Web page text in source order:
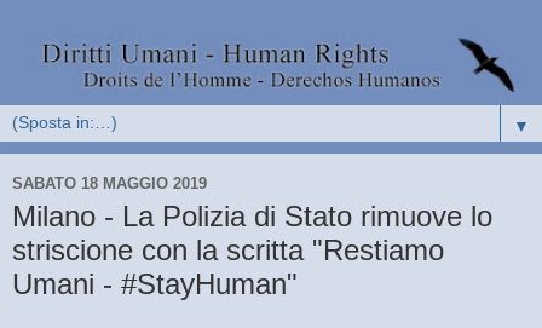
▼
SABATO 18 MAGGIO 2019
Milano - La Polizia di Stato rimuove lo
striscione con la scritta "Restiamo
Umani - #StayHuman"